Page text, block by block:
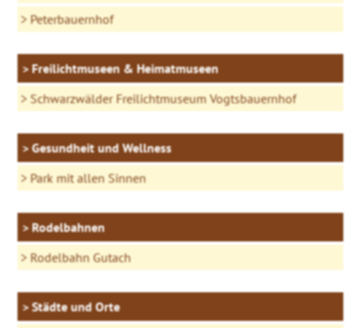
Peterbauernhof
Freilichtmuseen & Heimatmuseen
Schwarzwälder Freilichtmuseum Vogtsbauernhof
Gesundheit und Wellness
Park mit allen Sinnen
Rodelbahnen
Rodelbahn Gutach
Städte und Orte